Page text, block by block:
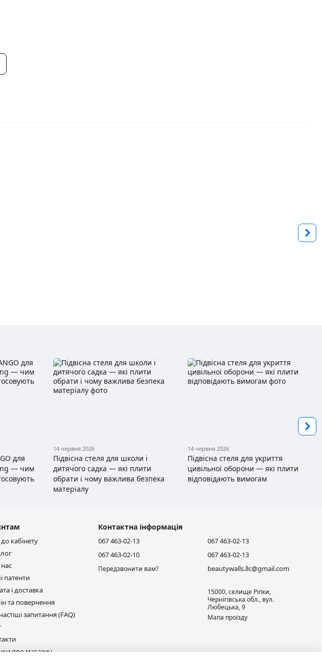
для
— чим
14 червня 2026
Підвісна стеля для школи і
дитячого садка — які плити
обрати і чому важлива безпека
матеріалу
14 червня 2026
Підвісна стеля для укриття
цивільної оборони — які плити
відповідають вимогам
до кабінету
патенти
і доставка
та повернення
запитання (FAQ)
про магазин
Контактна інформація
067 463-02-13
067 463-02-10
Передзвонити вам?
067 463-02-13
067 463-02-13
beautywalls.llc@gmail.com
15000, селище Ріпки,
Чернігівська обл., вул.
Любецька, 9
Мапа проїзду